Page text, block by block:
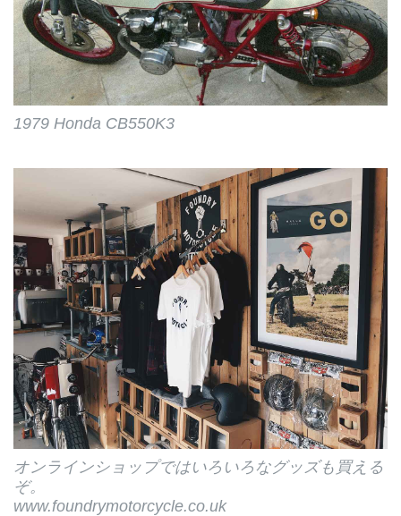
1979 Honda CB550K3
オンラインショップではいろいろなグッズも買える
ぞ。
www.foundrymotorcycle.co.uk